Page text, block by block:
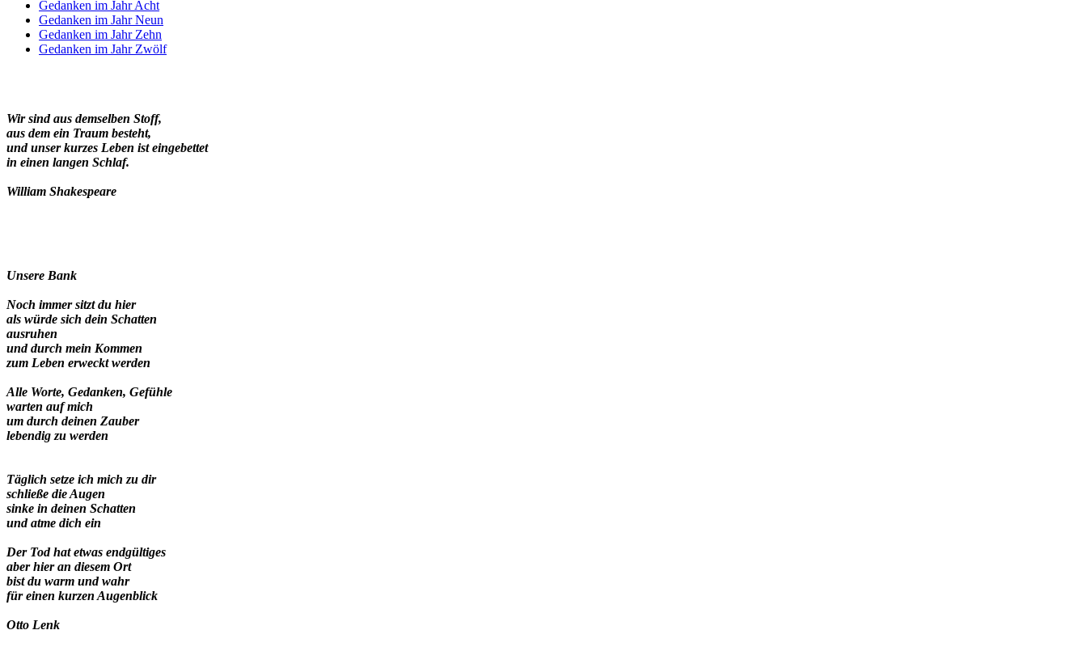
Gedanken im Jahr Acht
Gedanken im Jahr Neun
Gedanken im Jahr Zehn
Gedanken im Jahr Zwölf
Wir sind aus demselben Stoff,
aus dem ein Traum besteht,
und unser kurzes Leben ist eingebettet
in einen langen Schlaf.
William Shakespeare
Unsere Bank
Noch immer sitzt du hier
als würde sich dein Schatten
ausruhen
und durch mein Kommen
zum Leben erweckt werden
Alle Worte, Gedanken, Gefühle
warten auf mich
um durch deinen Zauber
lebendig zu werden
Täglich setze ich mich zu dir
schließe die Augen
sinke in deinen Schatten
und atme dich ein
Der Tod hat etwas endgültiges
aber hier an diesem Ort
bist du warm und wahr
für einen kurzen Augenblick
Otto Lenk